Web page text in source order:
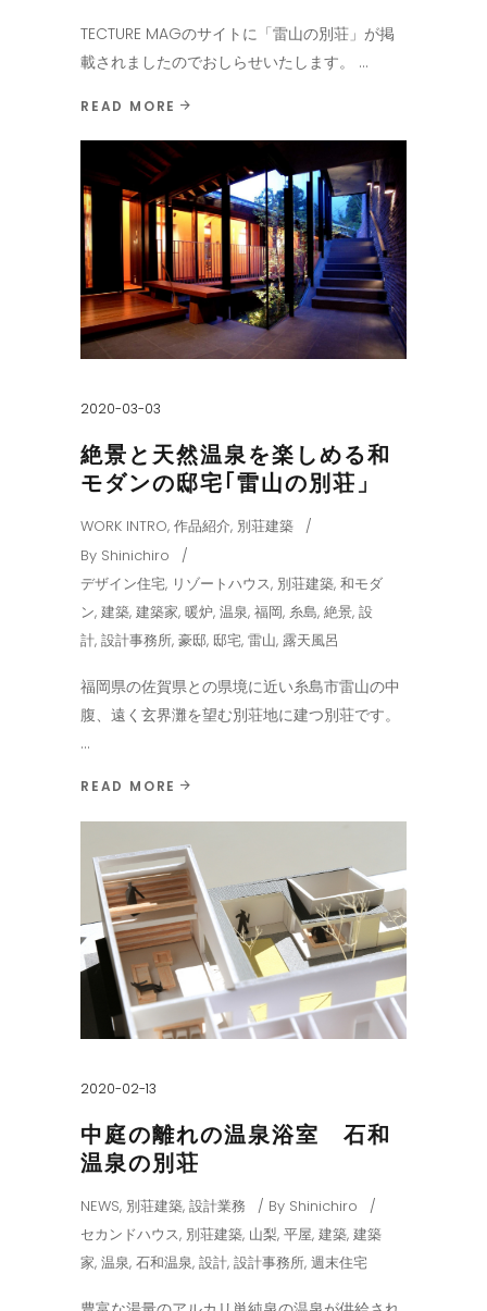
TECTURE MAGのサイトに「雷山の別荘」が掲
載されましたのでおしらせいたします。
READ MORE
2020-03-03
絶景と天然温泉を楽しめる和
モダンの邸宅｢雷山の別荘」
WORK INTRO, 作品紹介, 別荘建築
By Shinichiro
デザイン住宅, リゾートハウス, 別荘建築, 和モダ
ン, 建築, 建築家, 暖炉, 温泉, 福岡, 糸島, 絶景, 設
計, 設計事務所, 豪邸, 邸宅, 雷山, 露天風呂
福岡県の佐賀県との県境に近い糸島市雷山の中
腹、遠く玄界灘を望む別荘地に建つ別荘です。
READ MORE
2020-02-13
中庭の離れの温泉浴室 石和
温泉の別荘
NEWS, 別荘建築, 設計業務 By Shinichiro
セカンドハウス, 別荘建築, 山梨, 平屋, 建築, 建築
家, 温泉, 石和温泉, 設計, 設計事務所, 週末住宅